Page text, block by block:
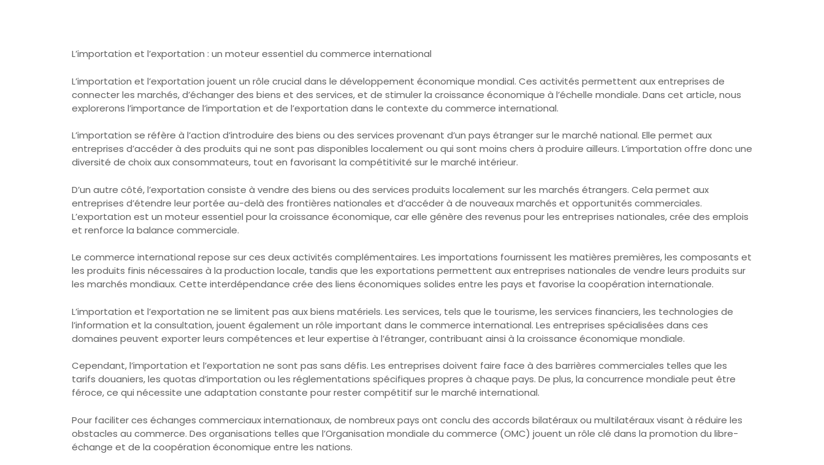
L’importation et l’exportation : un moteur essentiel du commerce international
L’importation et l’exportation jouent un rôle crucial dans le développement économique mondial. Ces activités permettent aux entreprises de
connecter les marchés, d’échanger des biens et des services, et de stimuler la croissance économique à l’échelle mondiale. Dans cet article, nous
explorerons l’importance de l’importation et de l’exportation dans le contexte du commerce international.
L’importation se réfère à l’action d’introduire des biens ou des services provenant d’un pays étranger sur le marché national. Elle permet aux
entreprises d’accéder à des produits qui ne sont pas disponibles localement ou qui sont moins chers à produire ailleurs. L’importation offre donc une
diversité de choix aux consommateurs, tout en favorisant la compétitivité sur le marché intérieur.
D’un autre côté, l’exportation consiste à vendre des biens ou des services produits localement sur les marchés étrangers. Cela permet aux
entreprises d’étendre leur portée au-delà des frontières nationales et d’accéder à de nouveaux marchés et opportunités commerciales.
L’exportation est un moteur essentiel pour la croissance économique, car elle génère des revenus pour les entreprises nationales, crée des emplois
et renforce la balance commerciale.
Le commerce international repose sur ces deux activités complémentaires. Les importations fournissent les matières premières, les composants et
les produits finis nécessaires à la production locale, tandis que les exportations permettent aux entreprises nationales de vendre leurs produits sur
les marchés mondiaux. Cette interdépendance crée des liens économiques solides entre les pays et favorise la coopération internationale.
L’importation et l’exportation ne se limitent pas aux biens matériels. Les services, tels que le tourisme, les services financiers, les technologies de
l’information et la consultation, jouent également un rôle important dans le commerce international. Les entreprises spécialisées dans ces
domaines peuvent exporter leurs compétences et leur expertise à l’étranger, contribuant ainsi à la croissance économique mondiale.
Cependant, l’importation et l’exportation ne sont pas sans défis. Les entreprises doivent faire face à des barrières commerciales telles que les
tarifs douaniers, les quotas d’importation ou les réglementations spécifiques propres à chaque pays. De plus, la concurrence mondiale peut être
féroce, ce qui nécessite une adaptation constante pour rester compétitif sur le marché international.
Pour faciliter ces échanges commerciaux internationaux, de nombreux pays ont conclu des accords bilatéraux ou multilatéraux visant à réduire les
obstacles au commerce. Des organisations telles que l’Organisation mondiale du commerce (OMC) jouent un rôle clé dans la promotion du libre-
échange et de la coopération économique entre les nations.